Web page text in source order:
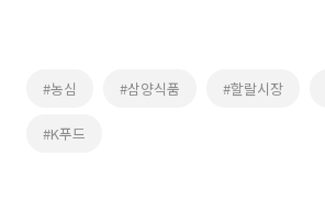
#농심 #삼양식품 #할랄시장
#K푸드